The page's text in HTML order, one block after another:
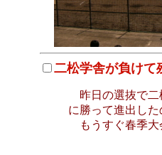
二松学舎が負けて
昨日の選抜で二
に勝って進出した
もうすぐ春季大